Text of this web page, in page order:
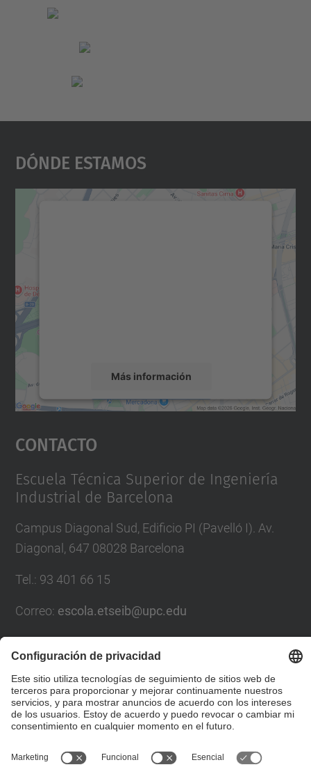
Dónde Estamos
Más información
Aceptar
powered by
Contacto
Escuela Técnica Superior de Ingeniería
Industrial de Barcelona
Campus Diagonal Sud, Edificio PI (Pavelló I). Av.
Diagonal, 647 08028 Barcelona
Tel. : 93 401 66 15
Correo: escola.etseib@upc.edu
Directorio UPC
Formulario de contacto
© UPC
Escuela Técnica Superior de Ingeniería Industrial de